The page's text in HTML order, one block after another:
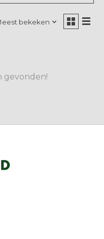
bekeken
gevonden!